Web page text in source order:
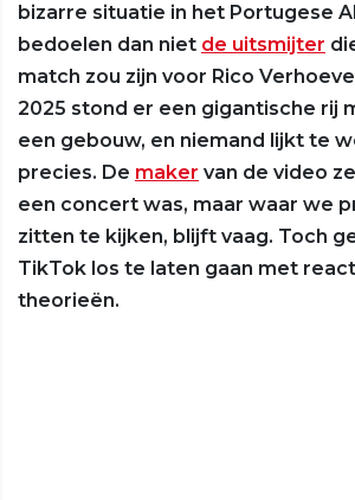
bizarre situatie in het Portugese
bedoelen dan niet de uitsmijter
match zou zijn voor Rico
2025 stond er een gigantische rij
een gebouw, en niemand lijkt te
precies. De maker van de video
een concert was, maar waar we
zitten te kijken, blijft vaag. Toch
TikTok los te laten gaan met
theorieën.